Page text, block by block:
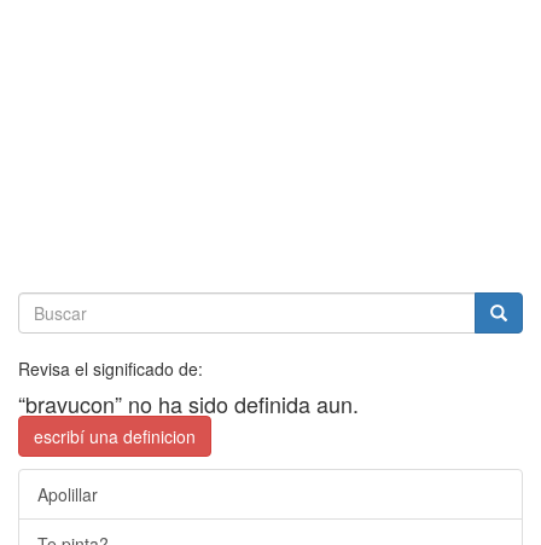
Revisa el significado de:
“bravucon” no ha sido definida aun.
escribí una definicion
Apolillar